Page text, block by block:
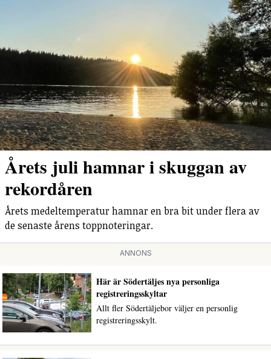
Årets juli hamnar i skuggan av
rekordåren
Årets medeltemperatur hamnar en bra bit under flera av
de senaste årens toppnoteringar.
ANNONS
Här är Södertäljes nya personliga
registreringsskyltar
Allt fler Södertäljebor väljer en personlig
registreringsskylt.